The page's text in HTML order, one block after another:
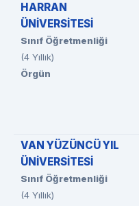
HARRAN
ÜNİVERSİTESİ
Sınıf Öğretmenliği
(4 Yıllık)
Örgün
VAN YÜZÜNCÜ YIL
ÜNİVERSİTESİ
Sınıf Öğretmenliği
(4 Yıllık)